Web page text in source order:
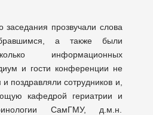
заседания прозвучали слова
а также были
информационных
и гости конференции не
поздравляли сотрудников и,
кафедрой гериатрии и
СамГМУ, д.м.н.